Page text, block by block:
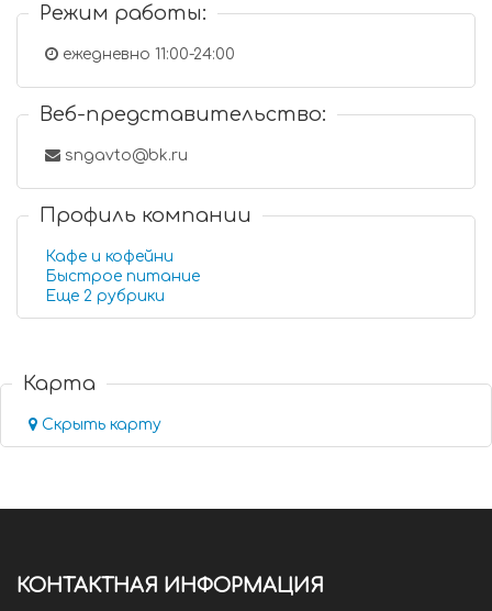
Режим работы:
ежедневно 11:00-24:00
Веб-представительство:
sngavto@bk.ru
Профиль компании
Кафе и кофейни
Быстрое питание
Еще 2 рубрики
Карта
Скрыть карту
КОНТАКТНАЯ ИНФОРМАЦИЯ